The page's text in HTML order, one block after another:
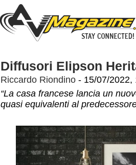
Diffusori Elipson
Riccardo Riondino - 15/07/2022,
“La casa francese lancia un
quasi equivalenti al